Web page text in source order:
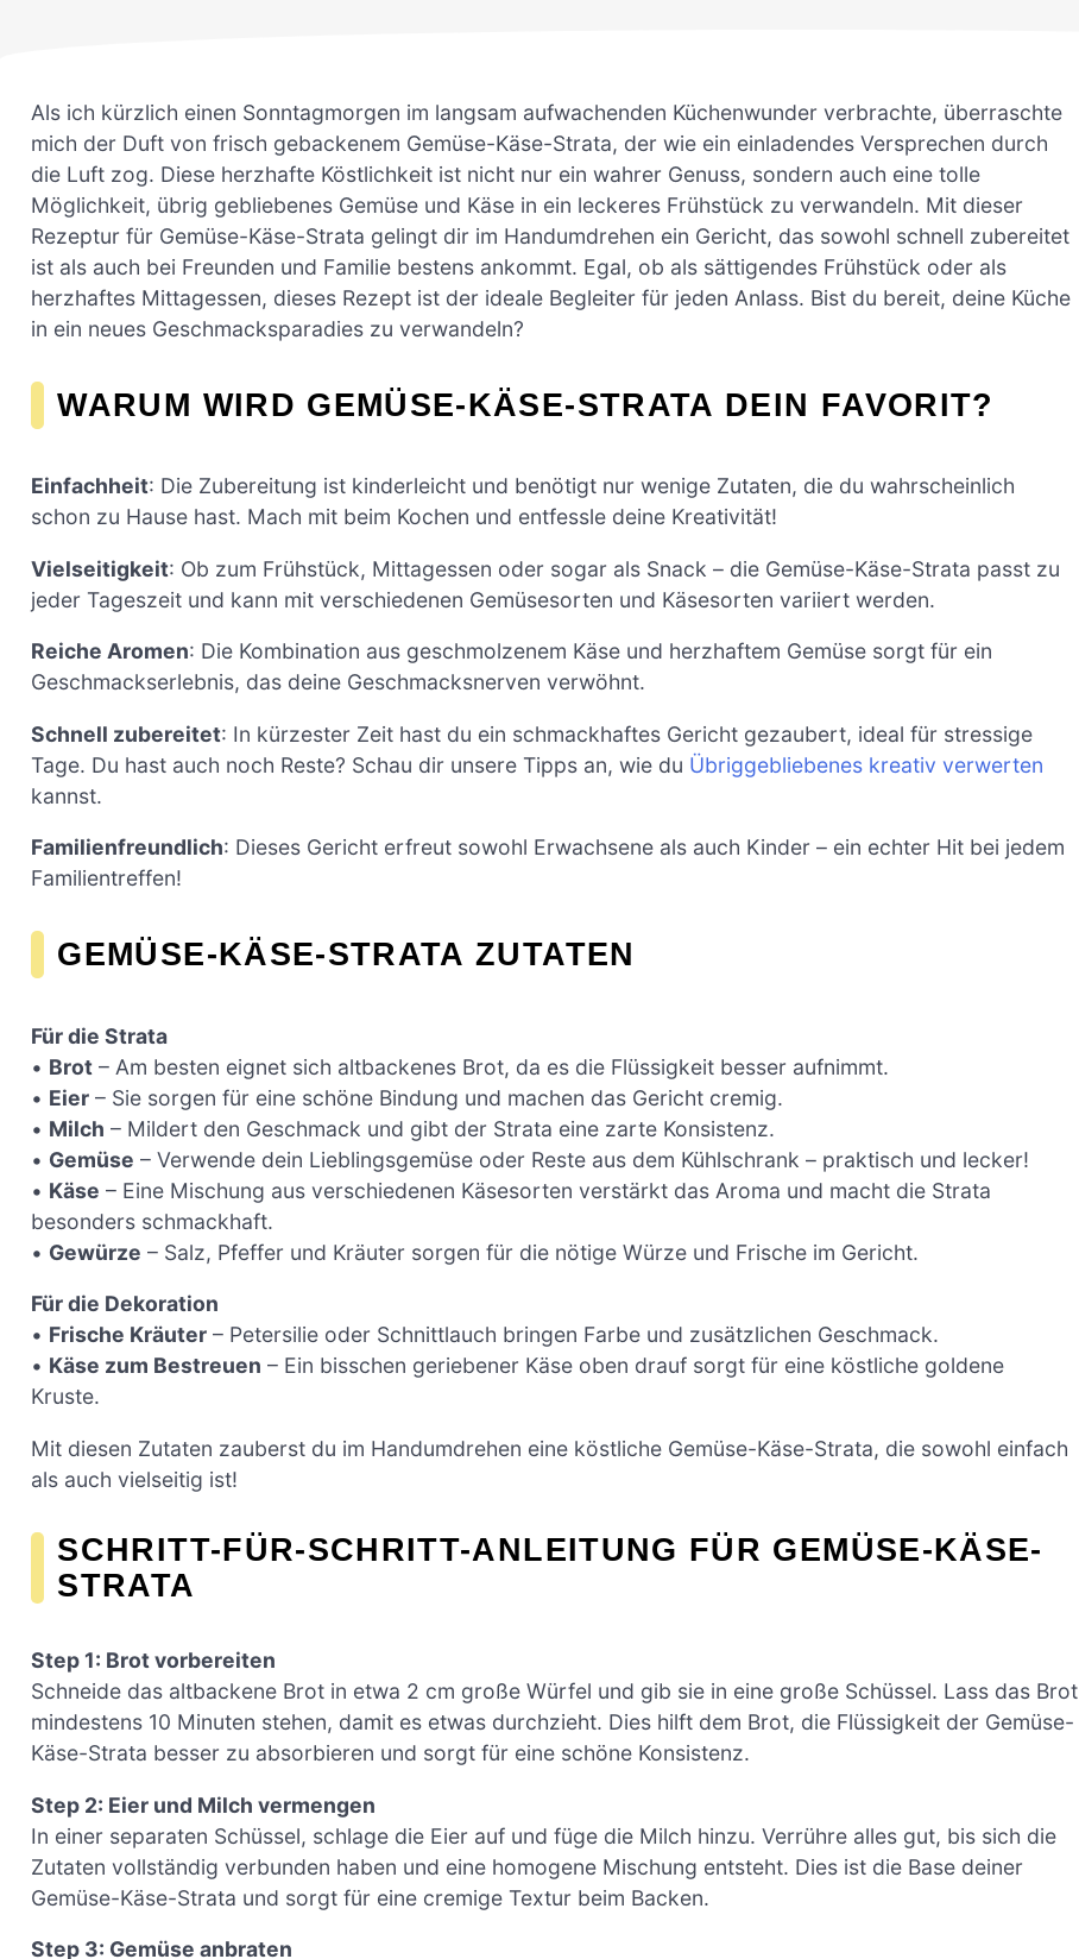
Als ich kürzlich einen Sonntagmorgen im langsam aufwachenden Küchenwunder verbrachte, überraschte
mich der Duft von frisch gebackenem Gemüse-Käse-Strata, der wie ein einladendes Versprechen durch
die Luft zog. Diese herzhafte Köstlichkeit ist nicht nur ein wahrer Genuss, sondern auch eine tolle
Möglichkeit, übrig gebliebenes Gemüse und Käse in ein leckeres Frühstück zu verwandeln. Mit dieser
Rezeptur für Gemüse-Käse-Strata gelingt dir im Handumdrehen ein Gericht, das sowohl schnell zubereitet
ist als auch bei Freunden und Familie bestens ankommt. Egal, ob als sättigendes Frühstück oder als
herzhaftes Mittagessen, dieses Rezept ist der ideale Begleiter für jeden Anlass. Bist du bereit, deine Küche
in ein neues Geschmacksparadies zu verwandeln?
WARUM WIRD GEMÜSE-KÄSE-STRATA DEIN FAVORIT?
Einfachheit: Die Zubereitung ist kinderleicht und benötigt nur wenige Zutaten, die du wahrscheinlich
schon zu Hause hast. Mach mit beim Kochen und entfessle deine Kreativität!
Vielseitigkeit: Ob zum Frühstück, Mittagessen oder sogar als Snack – die Gemüse-Käse-Strata passt zu
jeder Tageszeit und kann mit verschiedenen Gemüsesorten und Käsesorten variiert werden.
Reiche Aromen: Die Kombination aus geschmolzenem Käse und herzhaftem Gemüse sorgt für ein
Geschmackserlebnis, das deine Geschmacksnerven verwöhnt.
Schnell zubereitet: In kürzester Zeit hast du ein schmackhaftes Gericht gezaubert, ideal für stressige
Tage. Du hast auch noch Reste? Schau dir unsere Tipps an, wie du Übriggebliebenes kreativ verwerten
kannst.
Familienfreundlich: Dieses Gericht erfreut sowohl Erwachsene als auch Kinder – ein echter Hit bei jedem
Familientreffen!
GEMÜSE-KÄSE-STRATA ZUTATEN
Für die Strata
• Brot – Am besten eignet sich altbackenes Brot, da es die Flüssigkeit besser aufnimmt.
• Eier – Sie sorgen für eine schöne Bindung und machen das Gericht cremig.
• Milch – Mildert den Geschmack und gibt der Strata eine zarte Konsistenz.
• Gemüse – Verwende dein Lieblingsgemüse oder Reste aus dem Kühlschrank – praktisch und lecker!
• Käse – Eine Mischung aus verschiedenen Käsesorten verstärkt das Aroma und macht die Strata
besonders schmackhaft.
• Gewürze – Salz, Pfeffer und Kräuter sorgen für die nötige Würze und Frische im Gericht.
Für die Dekoration
• Frische Kräuter – Petersilie oder Schnittlauch bringen Farbe und zusätzlichen Geschmack.
• Käse zum Bestreuen – Ein bisschen geriebener Käse oben drauf sorgt für eine köstliche goldene
Kruste.
Mit diesen Zutaten zauberst du im Handumdrehen eine köstliche Gemüse-Käse-Strata, die sowohl einfach
als auch vielseitig ist!
SCHRITT-FÜR-SCHRITT-ANLEITUNG FÜR GEMÜSE-KÄSE-
STRATA
Step 1: Brot vorbereiten
Schneide das altbackene Brot in etwa 2 cm große Würfel und gib sie in eine große Schüssel. Lass das Brot
mindestens 10 Minuten stehen, damit es etwas durchzieht. Dies hilft dem Brot, die Flüssigkeit der Gemüse-
Käse-Strata besser zu absorbieren und sorgt für eine schöne Konsistenz.
Step 2: Eier und Milch vermengen
In einer separaten Schüssel, schlage die Eier auf und füge die Milch hinzu. Verrühre alles gut, bis sich die
Zutaten vollständig verbunden haben und eine homogene Mischung entsteht. Dies ist die Base deiner
Gemüse-Käse-Strata und sorgt für eine cremige Textur beim Backen.
Step 3: Gemüse anbraten